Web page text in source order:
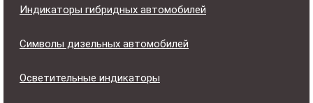
Индикаторы гибридных автомобилей
Символы дизельных автомобилей
Осветительные индикаторы